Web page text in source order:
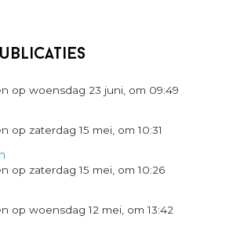
op woensdag 23 juni, om 09:49
op zaterdag 15 mei, om 10:31
op zaterdag 15 mei, om 10:26
op woensdag 12 mei, om 13:42